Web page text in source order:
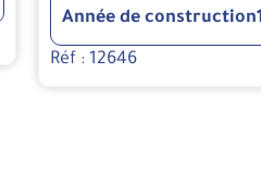
Année de construction
Réf : 12646